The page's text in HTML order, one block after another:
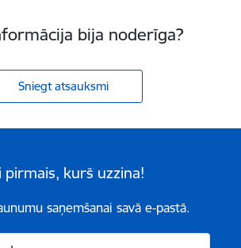
bija noderīga?
Sniegt atsauksmi
pirmais, kurš uzzina!
saņemšanai savā e-pastā.